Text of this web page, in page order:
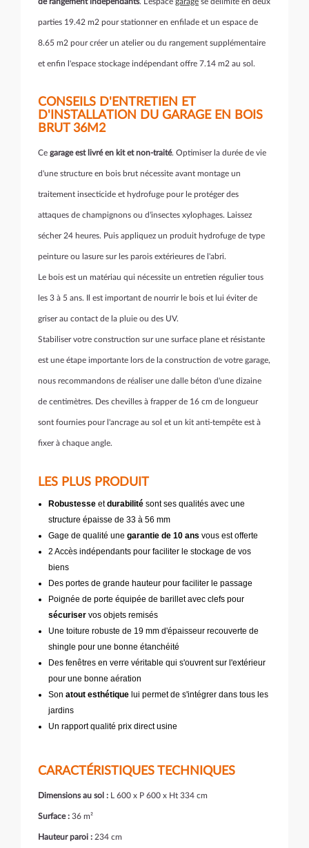
parties 19.42 m2 pour stationner en enfilade et un espace de
8.65 m2 pour créer un atelier ou du rangement supplémentaire
et enfin l'espace stockage indépendant offre 7.14 m2 au sol.
CONSEILS D'ENTRETIEN ET
D'INSTALLATION DU GARAGE EN BOIS
BRUT 36M2
Ce garage est livré en kit et non-traité. Optimiser la durée de vie
d'une structure en bois brut nécessite avant montage un
traitement insecticide et hydrofuge pour le protéger des
attaques de champignons ou d'insectes xylophages. Laissez
sécher 24 heures. Puis appliquez un produit hydrofuge de type
peinture ou lasure sur les parois extérieures de l'abri.
Le bois est un matériau qui nécessite un entretien régulier tous
les 3 à 5 ans. Il est important de nourrir le bois et lui éviter de
griser au contact de la pluie ou des UV.
Stabiliser votre construction sur une surface plane et résistante
est une étape importante lors de la construction de votre garage,
nous recommandons de réaliser une dalle béton d'une dizaine
de centimètres. Des chevilles à frapper de 16 cm de longueur
sont fournies pour l'ancrage au sol et un kit anti-tempête est à
fixer à chaque angle.
LES PLUS PRODUIT
Robustesse etdurabilité sont ses qualités avec une
structure épaisse de 33 à 56 mm
Gage de qualité une garantie de 10 ans vous est offerte
2 Accès indépendants pour faciliter le stockage de vos
biens
Des portes de grande hauteur pour faciliter le passage
Poignée de porte équipée de barillet avec clefs pour
sécuriser vos objets remisés
Une toiture robuste de 19 mm d'épaisseur recouverte de
shingle pour une bonne étanchéité
Des fenêtres en verre véritable qui s'ouvrent sur l'extérieur
pour une bonne aération
Son atout esthétique lui permet de s'intégrer dans tous les
jardins
Un rapport qualité prix direct usine
CARACTÉRISTIQUES TECHNIQUES
Dimensions au sol : L 600 x P 600 x Ht 334 cm
Surface : 36 m²
Hauteur paroi : 234 cm